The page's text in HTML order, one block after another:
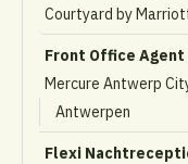
Courtyard by
Front Office Agent
Mercure Antwerp
Antwerpen
Flexi